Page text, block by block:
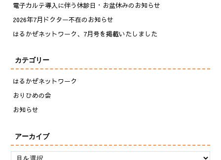
電子カルテ導入に伴う休診日・お盆休みのお知らせ
2026年7月ドクター不在のお知らせ
はるかぜネットワーク、7月号を掲載いたしました
カテゴリー
はるかぜネットワーク
おりひめの会
お知らせ
アーカイブ